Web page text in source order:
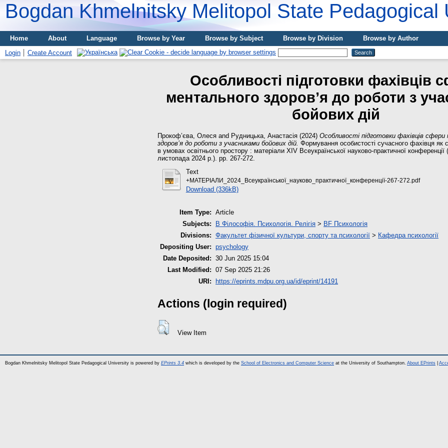
Bogdan Khmelnitsky Melitopol State Pedagogical
Home About Language Browse by Year Browse by Subject Browse by Division
Browse by Author
Login
Create Account
Особливості підготовки фахівців
ментального здоров’я до роботи з
бойових дій
Прокоф’єва, Олеся and Рудницька, Анастасія (2024) Особливості підготовки фахівців
здоров’я до роботи з учасниками бойових дій. Формування особистості сучасного фахівця як
в умовах освітнього простору : матеріали ХІV Всеукраїнської науково-практичної
листопада 2024 р.). pp. 267-272.
Text
+МАТЕРІАЛИ_2024_Всеукраїнської_науково_практичної_конференції-267-272.pdf
Download (336kB)
Item Type: Article
Subjects:
B Філософія. Психологія. Релігія > BF Психологія
Divisions: Факультет фізичної культури, спорту та психології > Кафедра психології
Depositing User: psychology
Date Deposited: 30 Jun 2025 15:04
Last Modified: 07 Sep 2025 21:26
URI:
https://eprints.mdpu.org.ua/id/eprint/14191
Actions (login required)
View Item
Bogdan Khmelnitsky Melitopol State Pedagogical University is powered by EPrints 3.4 which is developed by the School of Electronics and Computer Science at the University of Southampton. About EPrints